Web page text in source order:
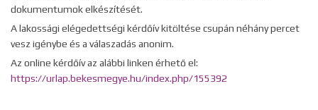
dokumentumok elkészítését.
A lakossági elégedettségi kérdőív kitöltése csupán néhány percet
vesz igénybe és a válaszadás anonim.
Az online kérdőív az alábbi linken érhető el:
https://urlap.bekesmegye.hu/index.php/155392